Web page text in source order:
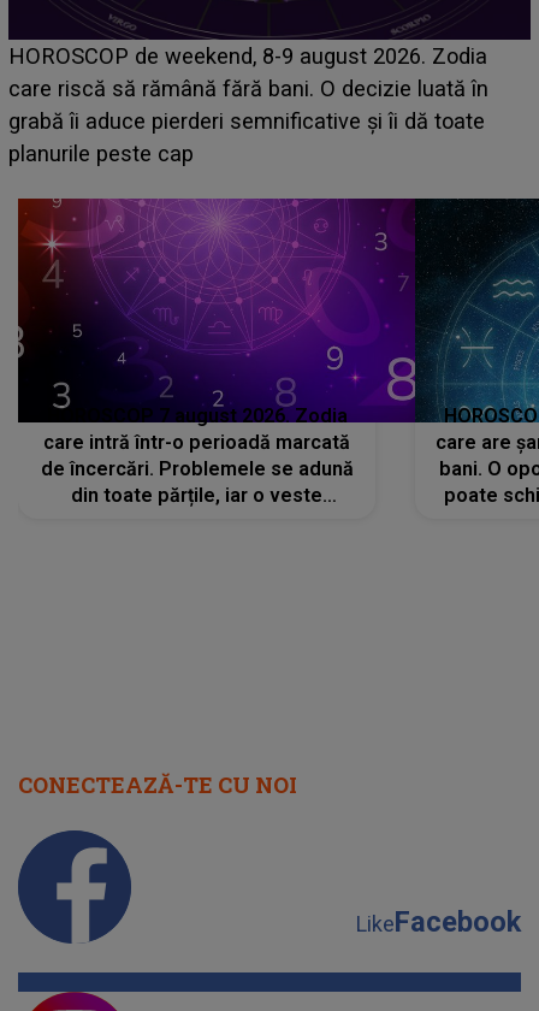
Emanuel a ținut ACEST DETALIU ASCUNS până
acum! În fața Alexandrei, concurentul din Casa Iubirii
face o MĂRTURISIRE NEAȘTEPTATĂ despre mama
sa: "I-am spus și ei în față, eu nu te iubesc pentru
HOROSCOP 7 august 2026. Zodia
care intră într-o perioadă marcată
de încercări. Problemele se adună
din toate părțile, iar o veste
care are
bani. O
poate
CONECTEAZĂ-TE CU NOI
LikeFacebook